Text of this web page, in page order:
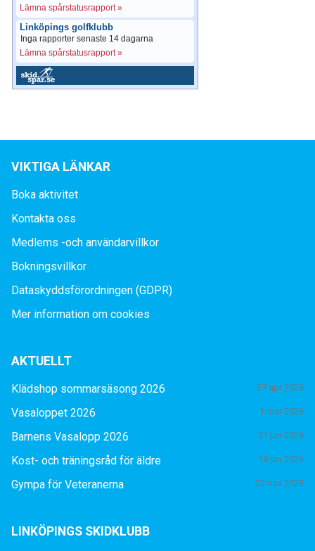
Lämna spårstatusrapport »
Linköpings golfklubb
Inga rapporter senaste 14 dagarna
Lämna spårstatusrapport »
VIKTIGA LÄNKAR
Boka aktivitet
Kontakta oss
Medlems -och användarvillkor
Bokningsvillkor
Dataskyddsförordningen (GDPR)
Mer information om cookies
AKTUELLT
Klädshop sommarsäsong 2026 27 apr 2026
Vasaloppet 2026 1 mar 2026
Barnens Vasalopp 2026 31 jan 2026
Kost- och träningsråd för äldre 18 jan 2026
Gympa för Veteranerna 22 nov 2025
LINKÖPINGS SKIDKLUBB